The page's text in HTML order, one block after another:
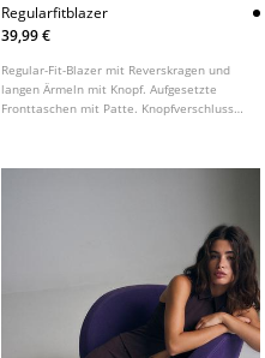
Regularfitblazer
39,99 €
Regular-Fit-Blazer mit Reverskragen und
langen Ärmeln mit Knopf. Aufgesetzte
Fronttaschen mit Patte. Knopfverschluss